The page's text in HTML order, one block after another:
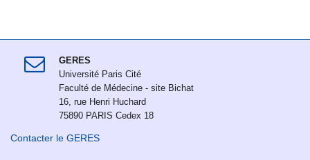
GERES
Université Paris Cité
Faculté de Médecine - site Bichat
16, rue Henri Huchard
75890 PARIS Cedex 18
Contacter le GERES